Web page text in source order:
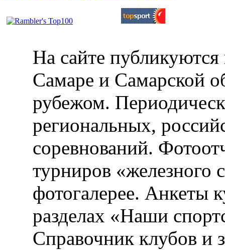
На сайте публикуются
Самаре и Самарской
рубежом.
региональных,
соревнований.
турниров «железного
фотогалерее. Анкеты
разделах «Наши
Справочник клубов и